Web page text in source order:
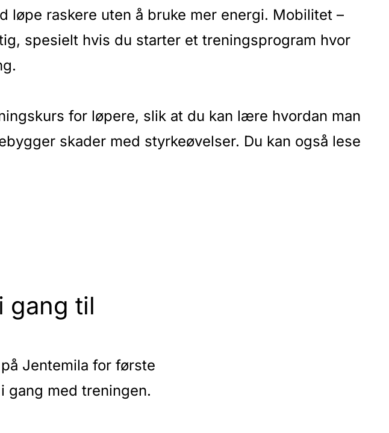
løpe raskere uten å bruke mer energi. Mobilitet –
spesielt hvis du starter et treningsprogram hvor
for løpere, slik at du kan lære hvordan man
skader med styrkeøvelser. Du kan også lese
gang til
Jentemila for første
gang med treningen.